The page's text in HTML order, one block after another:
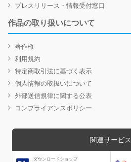
プレスリリース・情報受付窓口
作品の取り扱いについて
著作権
利用規約
特定商取引法に基づく表示
個人情報の取扱いについて
外部送信規律に関する公表
コンプライアンスポリシー
関連サービス
ダウンロードショップ